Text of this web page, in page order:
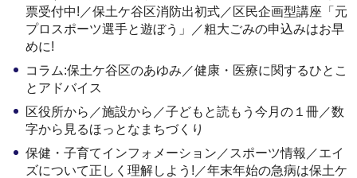
票受付中!／保土ケ谷区消防出初式／区民企画型講座「元
プロスポーツ選手と遊ぼう」／粗大ごみの申込みはお早
めに!
コラム:保土ケ谷区のあゆみ／健康・医療に関するひとこ
とアドバイス
区役所から／施設から／子どもと読もう今月の１冊／数
字から見るほっとなまちづくり
保健・子育てインフォメーション／スポーツ情報／エイ
ズについて正しく理解しよう!／年末年始の急病は保土ケ